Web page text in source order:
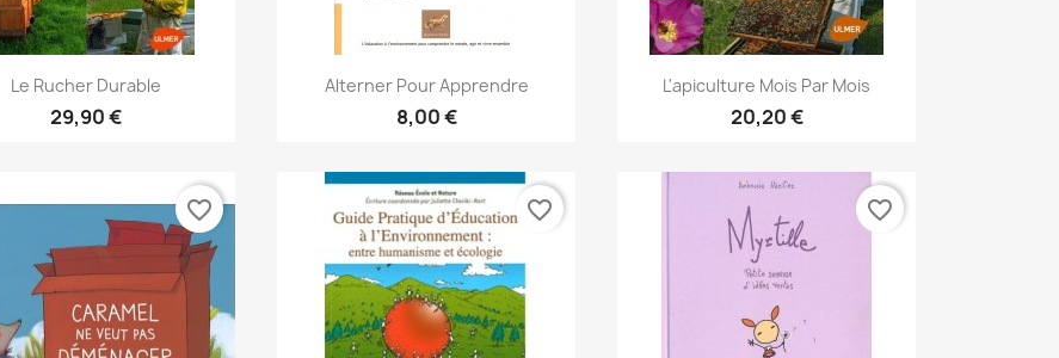
 Aperçu rapide
Le Rucher Durable
29,90 €
Aperçu rapide
Alterner Pour Apprendre
8,00 €
Aperçu rapide
L'apiculture Mois Par Mois
20,20 €
favorite_border favorite_border favorite_border